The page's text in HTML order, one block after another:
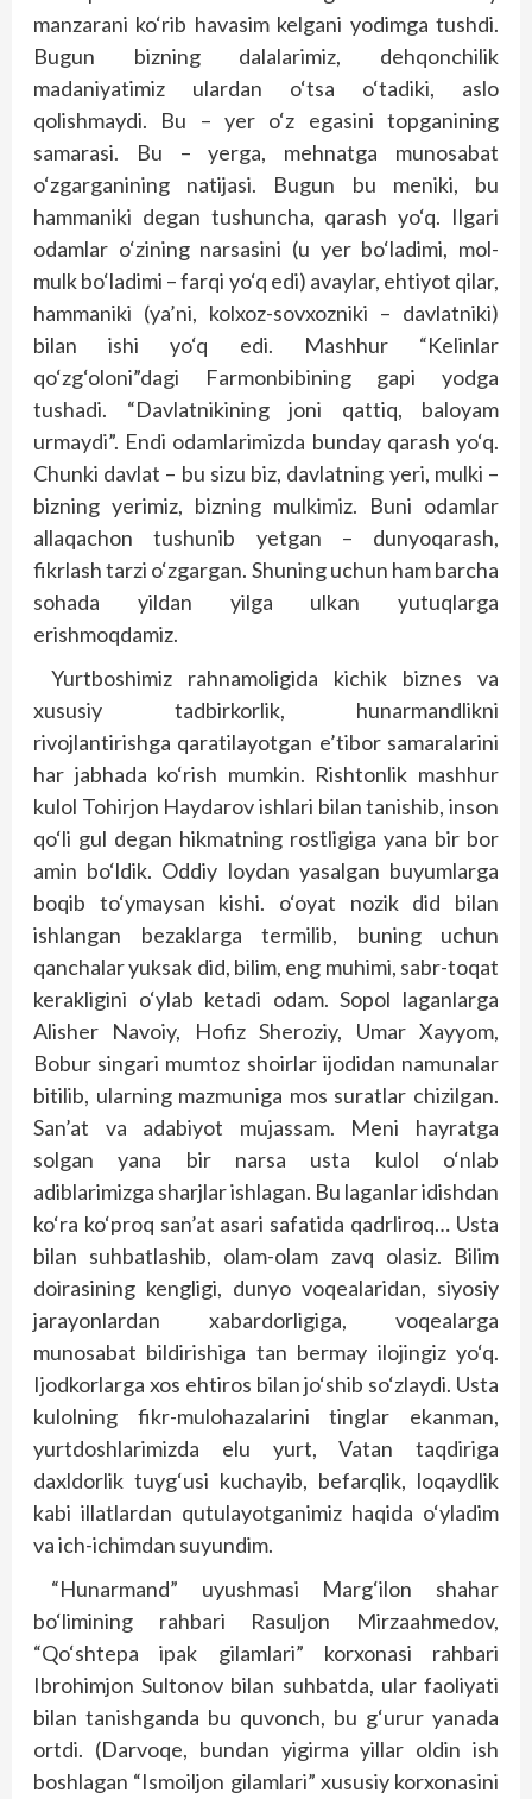
manzarani ko‘rib havasim kelgani yodimga tushdi.
Bugun bizning dalalarimiz, dehqonchilik
madaniyatimiz ulardan o‘tsa o‘tadiki, aslo
qolishmaydi. Bu – yer o‘z egasini topganining
samarasi. Bu – yerga, mehnatga munosabat
o‘zgarganining natijasi. Bugun bu meniki, bu
hammaniki degan tushuncha, qarash yo‘q. Ilgari
odamlar o‘zining narsasini (u yer bo‘ladimi, mol-
mulk bo‘ladimi – farqi yo‘q edi) avaylar, ehtiyot qilar,
hammaniki (ya’ni, kolxoz-sovxozniki – davlatniki)
bilan ishi yo‘q edi. Mashhur “Kelinlar
qo‘zg‘oloni”dagi Farmonbibining gapi yodga
tushadi. “Davlatnikining joni qattiq, baloyam
urmaydi”. Endi odamlarimizda bunday qarash yo‘q.
Chunki davlat – bu sizu biz, davlatning yeri, mulki –
bizning yerimiz, bizning mulkimiz. Buni odamlar
allaqachon tushunib yetgan – dunyoqarash,
fikrlash tarzi o‘zgargan. Shuning uchun ham barcha
sohada yildan yilga ulkan yutuqlarga
erishmoqdamiz.
Yurtboshimiz rahnamoligida kichik biznes va
xususiy tadbirkorlik, hunarmandlikni
rivojlantirishga qaratilayotgan e’tibor samaralarini
har jabhada ko‘rish mumkin. Rishtonlik mashhur
kulol Tohirjon Haydarov ishlari bilan tanishib, inson
qo‘li gul degan hikmatning rostligiga yana bir bor
amin bo‘ldik. Oddiy loydan yasalgan buyumlarga
boqib to‘ymaysan kishi. o‘oyat nozik did bilan
ishlangan bezaklarga termilib, buning uchun
qanchalar yuksak did, bilim, eng muhimi, sabr-toqat
kerakligini o‘ylab ketadi odam. Sopol laganlarga
Alisher Navoiy, Hofiz Sheroziy, Umar Xayyom,
Bobur singari mumtoz shoirlar ijodidan namunalar
bitilib, ularning mazmuniga mos suratlar chizilgan.
San’at va adabiyot mujassam. Meni hayratga
solgan yana bir narsa usta kulol o‘nlab
adiblarimizga sharjlar ishlagan. Bu laganlar idishdan
ko‘ra ko‘proq san’at asari safatida qadrliroq… Usta
bilan suhbatlashib, olam-olam zavq olasiz. Bilim
doirasining kengligi, dunyo voqealaridan, siyosiy
jarayonlardan xabardorligiga, voqealarga
munosabat bildirishiga tan bermay ilojingiz yo‘q.
Ijodkorlarga xos ehtiros bilan jo‘shib so‘zlaydi. Usta
kulolning fikr-mulohazalarini tinglar ekanman,
yurtdoshlarimizda elu yurt, Vatan taqdiriga
daxldorlik tuyg‘usi kuchayib, befarqlik, loqaydlik
kabi illatlardan qutulayotganimiz haqida o‘yladim
va ich-ichimdan suyundim.
“Hunarmand” uyushmasi Marg‘ilon shahar
bo‘limining rahbari Rasuljon Mirzaahmedov,
“Qo‘shtepa ipak gilamlari” korxonasi rahbari
Ibrohimjon Sultonov bilan suhbatda, ular faoliyati
bilan tanishganda bu quvonch, bu g‘urur yanada
ortdi. (Darvoqe, bundan yigirma yillar oldin ish
boshlagan “Ismoiljon gilamlari” xususiy korxonasini